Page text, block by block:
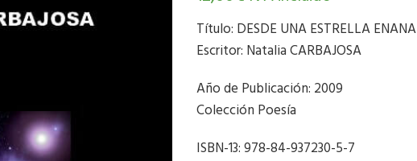
Título: DESDE UNA ESTRELLA ENANA
Escritor: Natalia CARBAJOSA
Año de Publicación: 2009
Colección Poesía
ISBN-13: 978-84-937230-5-7